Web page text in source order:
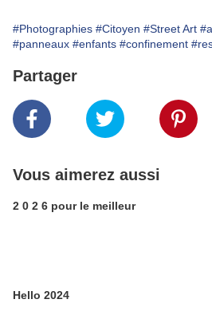
#Photographies #Citoyen #Street Art
#panneaux #enfants #confinement
Partager
Vous aimerez aussi
2 0 2 6 pour le meilleur
Hello 2024